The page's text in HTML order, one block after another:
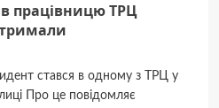
працівницю ТРЦ
стався в одному з ТРЦ у
Про це повідомляє